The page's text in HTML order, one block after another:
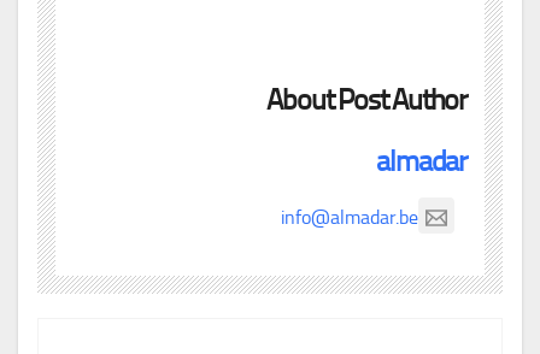
About Post Author
almadar
info@almadar.be